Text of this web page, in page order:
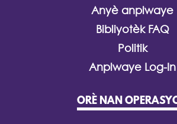
Anyè anplwaye
Bibliyotèk FAQ
Politik
Anplwaye Log-In
ORÈ NAN